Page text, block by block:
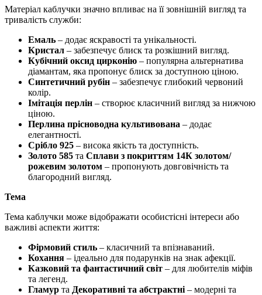
Матеріал каблучки значно впливає на її зовнішній вигляд та
тривалість служби:
Емаль – додає яскравості та унікальності.
Кристал – забезпечує блиск та розкішний вигляд.
Кубічний оксид цирконію – популярна альтернатива
діамантам, яка пропонує блиск за доступною ціною.
Синтетичний рубін – забезпечує глибокий червоний
колір.
Імітація перлін – створює класичний вигляд за нижчою
ціною.
Перлина прісноводна культивована – додає
елегантності.
Срібло 925 – висока якість та доступність.
Золото 585 та Сплави з покриттям 14К золотом/
рожевим золотом – пропонують довговічність та
благородний вигляд.
Тема
Тема каблучки може відображати особистісні інтереси або
важливі аспекти життя:
Фірмовий стиль – класичний та впізнаваний.
Кохання – ідеально для подарунків на знак афекції.
Казковий та фантастичний світ – для любителів міфів
та легенд.
Гламур та Декоративні та абстрактні – модерні та